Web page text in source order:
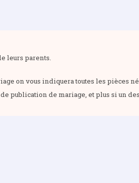
leurs parents.
on vous indiquera toutes les pièces
publication de mariage, et plus si un